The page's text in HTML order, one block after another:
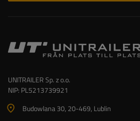
UNITRAILER Sp. z o.o.
NIP: PL5213739921
Budowlana 30, 20-469, Lublin